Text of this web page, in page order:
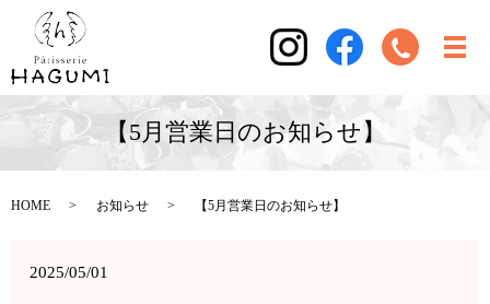
【5月営業日のお知らせ】
HOME お知らせ 【5月営業日のお知らせ】
2025/05/01